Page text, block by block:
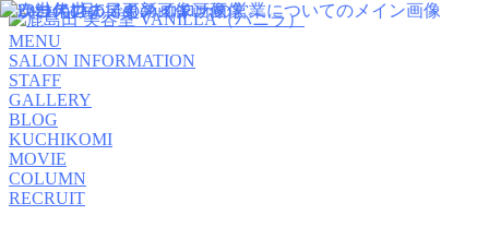
MENU
SALON INFORMATION
STAFF
GALLERY
BLOG
KUCHIKOMI
MOVIE
COLUMN
RECRUIT